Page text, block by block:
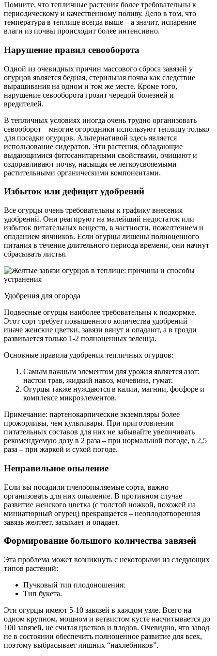
Помните, что тепличные растения более требовательны к
периодическому и качественному поливу. Дело в том, что
температура в теплице всегда выше – а значит, испарение
влаги из почвы происходит более интенсивно.
Нарушение правил севооборота
Одной из очевидных причин массового сброса завязей у
огурцов является бедная, стерильная почва как следствие
выращивания на одном и том же месте. Кроме того,
нарушение севооборота грозит чередой болезней и
вредителей.
В тепличных условиях иногда очень трудно организовать
севооборот – многие огородники используют теплицу только
для посадки огурцов. Альтернативой здесь является
использование сидератов. Эти растения, обладающие
выдающимися фитосанитарными свойствами, очищают и
оздоравливают почву, насыщая ее легкоусвояемыми
растительными органическими компонентами.
Избыток или дефицит удобрений
Все огурцы очень требовательны к графику внесения
удобрений. Они реагируют на малейший недостаток или
избыток питательных веществ, в частности, пожелтением и
опаданием яичников. Если огурцы лишены полноценного
питания в течение длительного периода времени, они начнут
сбрасывать листья.
Удобрения для огорода
Подвесные огурцы наиболее требовательны к подкормке.
Этот сорт требует повышенного количества удобрений –
иначе женские цветки, завязи вянут и опадают, а в грозди
развивается только 1-2 полноценных зеленца.
Основные правила удобрения тепличных огурцов:
Самым важным элементом для урожая является азот:
настои трав, жидкий навоз, мочевина, гумат.
Огурцы также нуждаются в калии, магнии, фосфоре и
комплексе микроэлементов.
Примечание: партенокарпические экземпляры более
прожорливы, чем культивары. При приготовлении
питательных составов для них не забывайте увеличивать
рекомендуемую дозу в 2 раза – при нормальной погоде, в 2,5
раза – при жаркой и сухой погоде.
Неправильное опыление
Если вы посадили пчелоопыляемые сорта, важно
организовать для них опыление. В противном случае
развитие женского цветка (с толстой ножкой, похожей на
миниатюрный огурец) прекращается – неоплодотворенная
завязь желтеет, засыхает и опадает.
Формирование большого количества завязей
Эта проблема может возникнуть с некоторыми из следующих
типов растений:
Пучковый тип плодоношения;
Тип букета.
Эти огурцы имеют 5-10 завязей в каждом узле. Всего на
одном крупном, мощном и ветвистом кусте насчитывается до
100 завязей, не считая цветков и плодов. Очевидно, что завод
не в состоянии обеспечить полноценное развитие для всех,
поэтому выбрасывает лишних “нахлебников”.